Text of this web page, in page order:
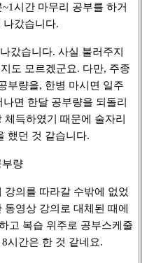
시간 마무리 공부를 하거
나갔습니다.
갔습니다. 사실 불러주지
도 모르겠군요. 다만, 주종
부량을, 한병 마시면 일주
면 한달 공부량을 되돌리
득하였기 때문에 술자리
했던 것 같습니다.
량
의를 따라갈 수밖에 없었
영상 강의로 대체된 때에
고 복습 위주로 공부스케줄
시간은 한 것 같네요.